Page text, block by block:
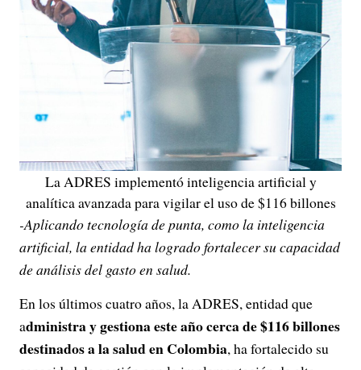
La ADRES implementó inteligencia artificial y
analítica avanzada para vigilar el uso de $116 billones
-Aplicando tecnología de punta, como la inteligencia
artificial, la entidad ha logrado fortalecer su capacidad
de análisis del gasto en salud.
En los últimos cuatro años, la ADRES, entidad que
administra y gestiona este año cerca de $116 billones
destinados a la salud en Colombia, ha fortalecido su